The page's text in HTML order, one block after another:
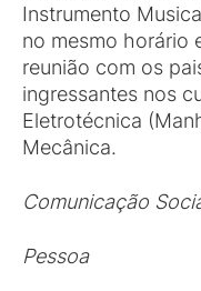
Instrumento
no mesmo horário
reunião com os
ingressantes nos
Eletrotécnica
Mecânica.
Comunicação
Pessoa